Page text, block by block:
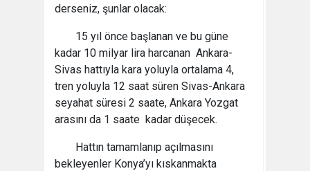
derseniz, şunlar olacak:
15 yıl önce başlanan ve bu güne
kadar 10 milyar lira harcanan Ankara-
Sivas hattıyla kara yoluyla ortalama 4,
tren yoluyla 12 saat süren Sivas-Ankara
seyahat süresi 2 saate, Ankara Yozgat
arasını da 1 saate kadar düşecek.
Hattın tamamlanıp açılmasını
bekleyenler Konya’yı kıskanmakta